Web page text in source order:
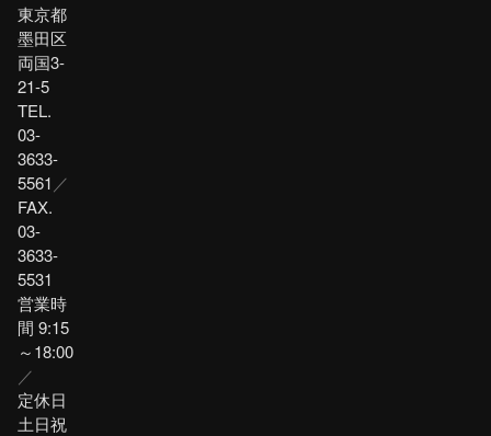
東京都
墨田区
両国3-
21-5
TEL.
03-
3633-
5561 ／
FAX.
03-
3633-
5531
営業時
間 9:15
～18:00
／
定休日
土日祝